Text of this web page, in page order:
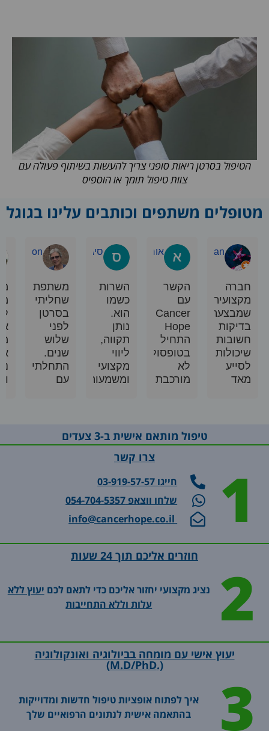
הטיפול בסרטן ריאות סופני צריך להעשות בשיתוף פעולה עם
צוות טיפול תומך או הוספיס
מטופלים משתפים וכותבים עלינו בגוגל
Shimrit Kan
חברה
מקצועית
שמבצעת
בדיקות
חשובות
שיכולות
לסייע
מאד
הטיפול
ואישי,
ויותר
מכך,ממשיכה
גם
הטיפול
בייעוץ
ובדיקות
אורנה דפנאי
הקשר
עם
Cancer
Hope
התחיל
בטופסולוגיה
לא
מורכבת
ונקבעה
פגישה
עם
אחות
ללקיחת
האחות
אלי
הביתה
התרגשה
כשספרתי
למצוא
לי וריד
קודם.
ואכן,
סיגל בקשי
השרות
כשמו
הוא.
נותן
תקווה,
ליווי
מקצועי
ומשמעותי
צורך
בחשיבה
מותאמת
ובשיתוף
עם
המטפל.
Najenson
משתפת
שחליתי
בסרטן
לפני
שלוש
שנים.
התחלתי
עם
מעקב
קבוע כל
מספר
הסרטנים
בשנה
הבדיקה
הייתה
ובדקה
גם
לתאים
הסרטנים.
טיפול מותאם אישית ב-3 צעדים
צרו קשר
1
חייגו 03-919-57-57
שלחו ווצאפ 054-704-5357
חוזרים אליכם תוך 24 שעות
2 נציג מקצועי יחזור אליכם כדי לתאם לכם יעוץ ללא
עלות וללא התחייבות
יעוץ אישי עם מומחה בביולוגיה ואונקולוגיה
(.M.D/PhD)
3
איך לפתוח אופציות טיפול חדשות ומדוייקות
בהתאמה אישית לנתונים הרפואיים שלך